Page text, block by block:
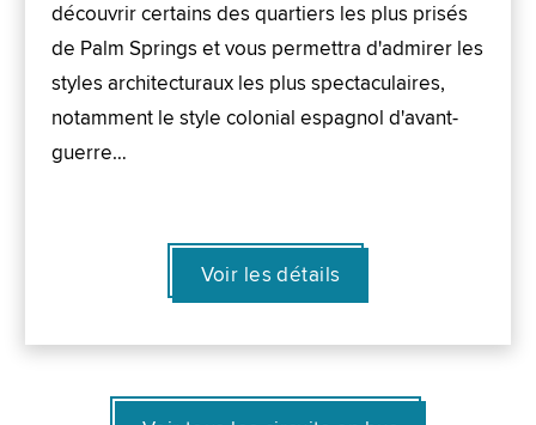
découvrir certains des quartiers les plus prisés
de Palm Springs et vous permettra d'admirer les
styles architecturaux les plus spectaculaires,
notamment le style colonial espagnol d'avant-
guerre…
Voir les détails